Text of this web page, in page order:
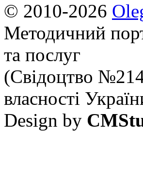
© 2010-2026
Методичний
та послуг
(Свідоцтво
власності
Design by